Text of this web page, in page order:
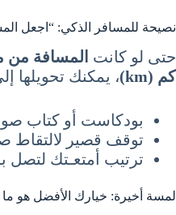
نصيحة للمسافر الذكي: “اجعل
حتى لو كانت
كم (km)
، يمكنك تحويلها
بودكاست أو كتاب
توقف قصير لالتقاط
ترتيب أمتعـتك لتصل
لمسة أخيرة: خيارك الأفضل هو